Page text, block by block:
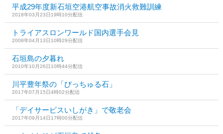
平成29年度新石垣空港航空事故消火救難訓練
2018年03月23日19時10分配信
トライアスロンワールド国内選手会見
2008年04月13日10時29分配信
石垣島の夕暮れ
2010年10月26日10時44分配信
川平豊年祭の「びっちゅる石」
2017年07月15日4時02分配信
「デイサービスいしがき」で敬老会
2017年09月14日17時00分配信